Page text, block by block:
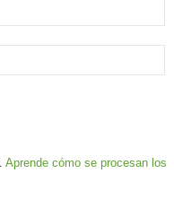
Aprende cómo se procesan los